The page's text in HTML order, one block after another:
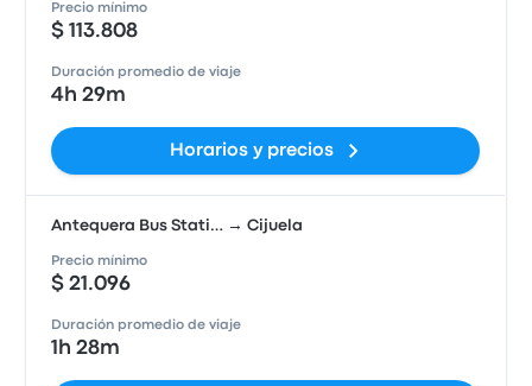
Precio mínimo
$ 113.808
Duración promedio de viaje
4h 29m
Horarios y precios
Antequera Bus Stati… → Cijuela
Precio mínimo
$ 21.096
Duración promedio de viaje
1h 28m